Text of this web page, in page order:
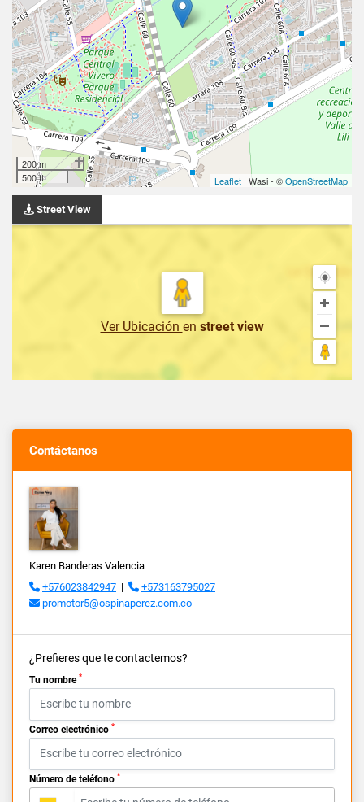
200 m
500 ft
Leaflet | Wasi - ©OpenStreetMap
Street View
Ver Ubicación en street view
Contáctanos
Karen Banderas Valencia
+576023842947 |
+573163795027
promotor5@ospinaperez.com.co
¿Prefieres que te contactemos?
Tu nombre *
Correo electrónico *
Número de teléfono *